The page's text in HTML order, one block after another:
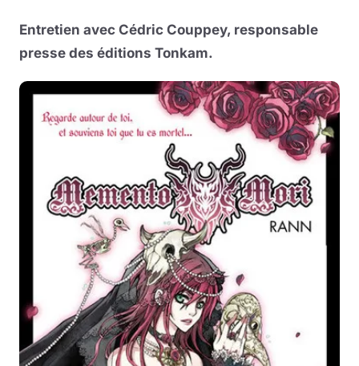
Entretien avec Cédric Couppey, responsable
presse des éditions Tonkam.